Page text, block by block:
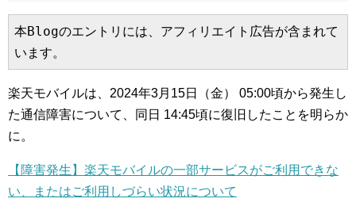
本Blogのエントリには、アフィリエイト広告が含まれて
います。
楽天モバイルは、2024年3月15日（金） 05:00頃から発生し
た通信障害について、同日 14:45頃に復旧したことを明らか
に。
【障害発生】楽天モバイルの一部サービスがご利用できな
い、またはご利用しづらい状況について